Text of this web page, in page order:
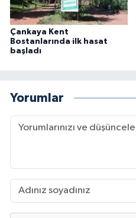
Çankaya Kent
Bostanlarında ilk hasat
başladı
Yorumlar